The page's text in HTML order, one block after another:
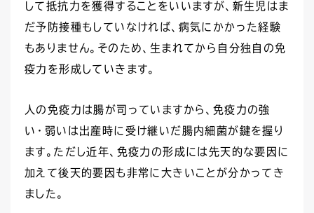
して抵抗力を獲得することをいいますが、新生児はま
だ予防接種もしていなければ、病気にかかった経験
もありません。そのため、生まれてから自分独自の免
疫力を形成していきます。
人の免疫力は腸が司っていますから、免疫力の強
い・弱いは出産時に受け継いだ腸内細菌が鍵を握り
ます。ただし近年、免疫力の形成には先天的な要因に
加えて後天的要因も非常に大きいことが分かってき
ました。